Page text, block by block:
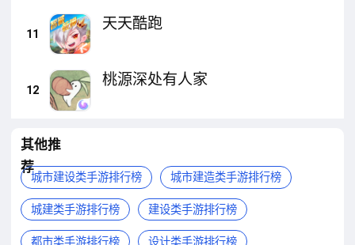
11
天天酷跑
12
桃源深处有人家
其他推
荐
城市建设类手游排行榜 城市建造类手游排行榜
城建类手游排行榜 建设类手游排行榜
都市类手游排行榜 设计类手游排行榜